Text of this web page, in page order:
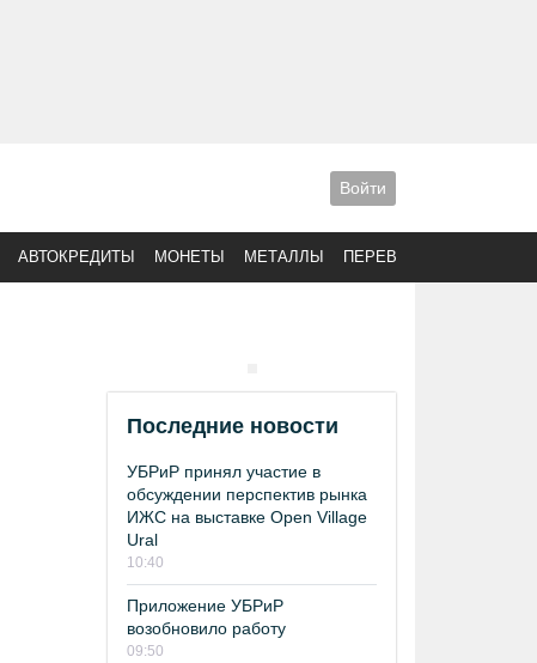
Войти
АВТОКРЕДИТЫ МОНЕТЫ МЕТАЛЛЫ ПЕРЕВОДЫ
Последние новости
УБРиР принял участие в
обсуждении перспектив рынка
ИЖС на выставке Open Village
Ural
10:40
Приложение УБРиР
возобновило работу
09:50